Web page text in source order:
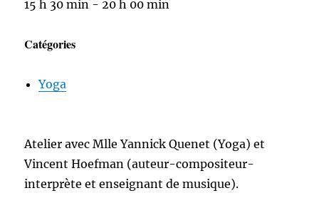
15 h 30 min - 20 h 00 min
Catégories
Yoga
Atelier avec Mlle Yannick Quenet (Yoga) et
Vincent Hoefman (auteur-compositeur-
interprète et enseignant de musique).